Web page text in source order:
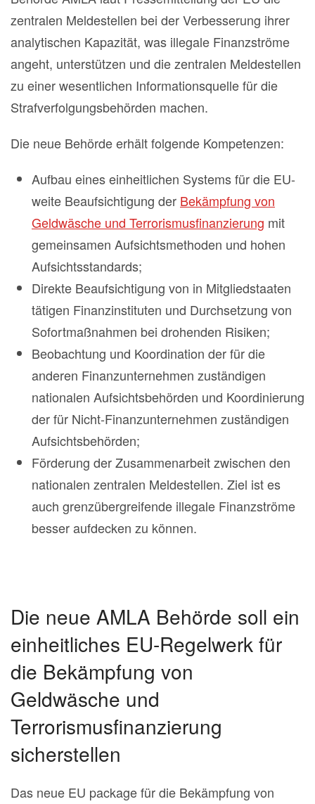
zentralen Meldestellen bei der Verbesserung ihrer
analytischen Kapazität, was illegale Finanzströme
angeht, unterstützen und die zentralen Meldestellen
zu einer wesentlichen Informationsquelle für die
Strafverfolgungsbehörden machen.
Die neue Behörde erhält folgende Kompetenzen:
Aufbau eines einheitlichen Systems für die EU-
weite Beaufsichtigung der Bekämpfung von
Geldwäsche und Terrorismusfinanzierung mit
gemeinsamen Aufsichtsmethoden und hohen
Aufsichtsstandards;
Direkte Beaufsichtigung von in Mitgliedstaaten
tätigen Finanzinstituten und Durchsetzung von
Sofortmaßnahmen bei drohenden Risiken;
Beobachtung und Koordination der für die
anderen Finanzunternehmen zuständigen
nationalen Aufsichtsbehörden und Koordinierung
der für Nicht-Finanzunternehmen zuständigen
Aufsichtsbehörden;
Förderung der Zusammenarbeit zwischen den
nationalen zentralen Meldestellen. Ziel ist es
auch grenzübergreifende illegale Finanzströme
besser aufdecken zu können.
Die neue AMLA Behörde soll ein
einheitliches EU-Regelwerk für
die Bekämpfung von
Geldwäsche und
Terrorismusfinanzierung
sicherstellen
Das neue EU package für die Bekämpfung von